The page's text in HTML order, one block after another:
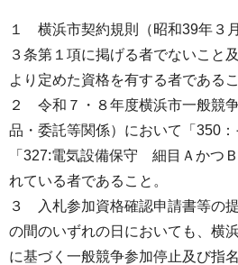
１ 横浜市契約規則（昭和39年３
３条第１項に掲げる者でないこと
より定めた資格を有する者であるこ
２ 令和７・８年度横浜市一般競
品・委託等関係）において「350
「327:電気設備保守 細目Ａかつ
れている者であること。
３ 入札参加資格確認申請書等の
の間のいずれの日においても、横
に基づく一般競争参加停止及び指